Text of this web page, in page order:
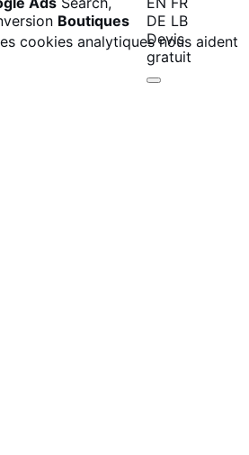
cookies analytiques nous aident
Boutiques
DE LB
Devis
gratuit